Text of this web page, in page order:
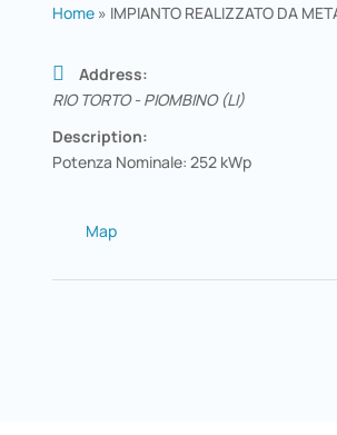
Home» IMPIANTO REALIZZATO DA
Address:
RIO TORTO - PIOMBINO (LI)
Description:
Potenza Nominale: 252 kWp
Map